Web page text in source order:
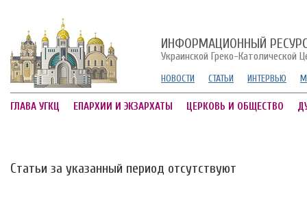
ИНФОРМАЦИОННЫЙ
Украинской Греко-Католической
НОВОСТИ СТАТЬИ ИНТЕРВЬЮ
ГЛАВА УГКЦ ЕПАРХИИ И ЭКЗАРХАТЫ ЦЕРКОВЬ И ОБЩЕСТВО
Статьи за указанный период отсутствуют